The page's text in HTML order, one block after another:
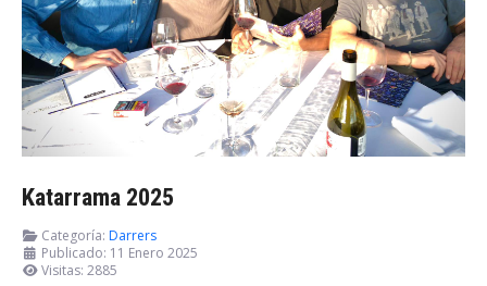
Katarrama 2025
Categoría: Darrers
Publicado: 11 Enero 2025
Visitas: 2885